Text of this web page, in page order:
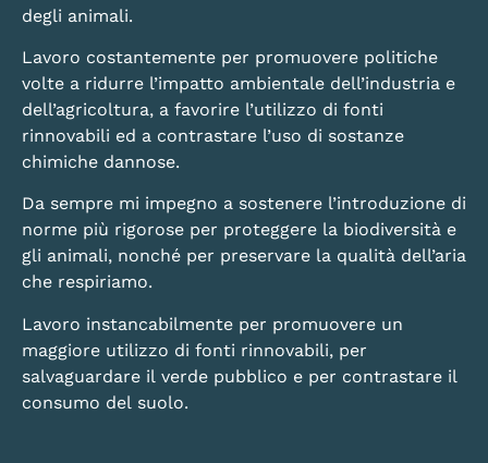
degli animali.
Lavoro costantemente per promuovere politiche
volte a ridurre l’impatto ambientale dell’industria e
dell’agricoltura, a favorire l’utilizzo di fonti
rinnovabili ed a contrastare l’uso di sostanze
chimiche dannose.
Da sempre mi impegno a sostenere l’introduzione di
norme più rigorose per proteggere la biodiversità e
gli animali, nonché per preservare la qualità dell’aria
che respiriamo.
Lavoro instancabilmente per promuovere un
maggiore utilizzo di fonti rinnovabili, per
salvaguardare il verde pubblico e per contrastare il
consumo del suolo.